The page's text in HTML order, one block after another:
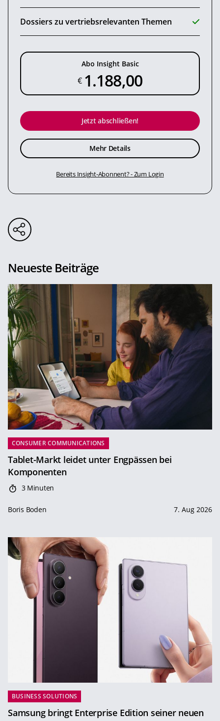
Dossiers zu vertriebsrelevanten Themen
Abo Insight Basic
€ 1.188,00
Jetzt abschließen!
Mehr Details
Bereits Insight-Abonnent? - Zum Login
Neueste Beiträge
CONSUMER COMMUNICATIONS
Tablet-Markt leidet unter Engpässen bei
Komponenten
3 Minuten
Boris Boden 7. Aug 2026
BUSINESS SOLUTIONS
Samsung bringt Enterprise Edition seiner neuen